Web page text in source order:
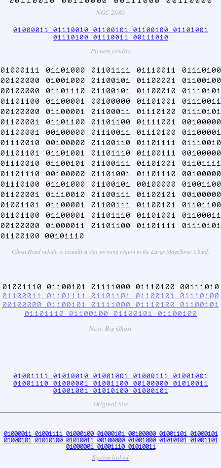
NGC 2080
01000011 01110010 01100101 01100100 01101001
01110100 01110011 00111010
Picture credits
01000111 01101000 01101111 01110011 01110100
00100000 01001000 01100101 01100001 01100100
00100000 01101110 01100101 01100010 01110101
01101100 01100001 00100000 01101001 01110011
00100000 01100001 01100011 01110100 01110101
01100001 01101100 01101100 01111001 00100000
01100001 00100000 01110011 01110100 01100001
01110010 00100000 01100110 01101111 01110010
01101101 01101001 01101110 01100111 00100000
01110010 01100101 01100111 01101001 01101111
01101110 00100000 01101001 01101110 00100000
01110100 01101000 01100101 00100000 01001100
01100001 01110010 01100111 01100101 00100000
01001101 01100001 01100111 01100101 01101100
01101100 01100001 01101110 01101001 01100011
00100000 01000011 01101100 01101111 01110101
01100100 00101110
Ghost Head nebula is actually a star forming region in the Large Magellanic Cloud.
01001110 01100101 01111000 01110100 00111010
01100011 01101111 01101101 01100101 01110100
00100000 01100101 01111000 01110100 01100101
01101110 01100100 01100101 01100100
Next: Big Ghost
01001111 01010010 01001001 01000111 01001001
01001110 01000001 01001100 00100000 01010011
01001001 01010100 01000101
Original Site
01000011 01001111 01000100 01000101 00100000 01001101 01000101
01000101 01010100 01010011 00100000 01001000 01010101 01001101
01000001 01001110 01010011
System linked